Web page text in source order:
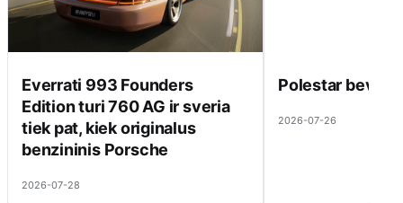
Everrati 993 Founders
Edition turi 760 AG ir sveria
tiek pat, kiek originalus
benzininis Porsche
2026-07-28
Polestar beveik
2026-07-26